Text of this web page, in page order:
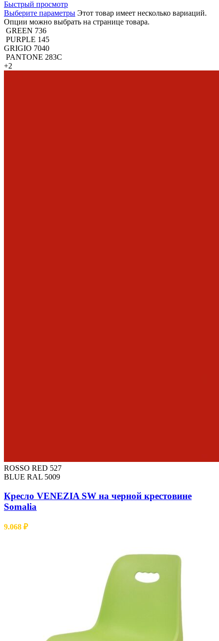
Быстрый просмотр
Выберите параметры Этот товар имеет несколько вариаций.
Опции можно выбрать на странице товара.
GREEN 736
PURPLE 145
GRIGIO 7040
PANTONE 283C
+2
ROSSO RED 527
BLUE RAL 5009
Кресло VENEZIA SW на черной крестовине
Somalia
9.068 ₽